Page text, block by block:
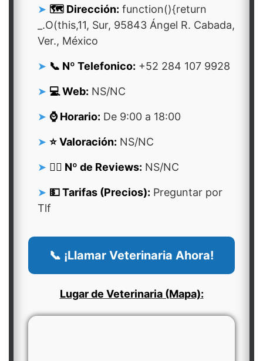
🗺️ Dirección: function(){return
_.O(this,11, Sur, 95843 Ángel R. Cabada,
Ver., México
📞 Nº Telefonico: +52 284 107 9928
💻 Web: NS/NC
⌚ Horario: De 9:00 a 18:00
⭐ Valoración: NS/NC
👍🏻 Nº de Reviews: NS/NC
💵 Tarifas (Precios): Preguntar por
Tlf
📞 ¡Llamar Veterinaria Ahora!
Lugar de Veterinaria (Mapa):